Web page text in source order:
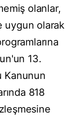
olanlar,
uygun olarak
13.
Kanunun
818